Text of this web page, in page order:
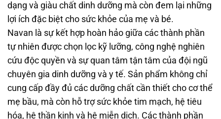
dạng và giàu chất dinh dưỡng mà còn đem lại những
lợi ích đặc biệt cho sức khỏe của mẹ và bé.
Navan là sự kết hợp hoàn hảo giữa các thành phần
tự nhiên được chọn lọc kỹ lưỡng, công nghệ nghiên
cứu độc quyền và sự quan tâm tận tâm của đội ngũ
chuyên gia dinh dưỡng và y tế. Sản phẩm không chỉ
cung cấp đầy đủ các dưỡng chất cần thiết cho cơ thể
mẹ bầu, mà còn hỗ trợ sức khỏe tim mạch, hệ tiêu
hóa, hệ thần kinh và hệ miễn dịch. Các thành phần